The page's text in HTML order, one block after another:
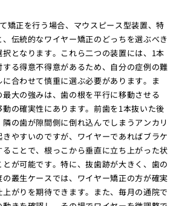
矯正を行う場合、マウスピース型装置、特
伝統的なワイヤー矯正のどっちを選ぶべき
となります。これら二つの装置には、1本
る得意不得意があるため、自分の症例の難
合わせて慎重に選ぶ必要があります。ま
大の強みは、歯の根を平行に移動させる
の確実性にあります。前歯を1本抜いた後
の歯が隙間側に倒れ込んでしまうアンカリ
やすいのですが、ワイヤーであればブラケ
ることで、根っこから垂直に立ち上がった状
が可能です。特に、抜歯跡が大きく、歯の
叢生ケースでは、ワイヤー矯正の方が確実
がりを期待できます。また、毎月の通院で